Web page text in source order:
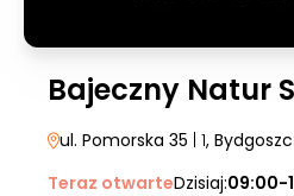
Bajeczny Natur
ul. Pomorska 35 | 1,
Teraz otwarteDzisiaj:09:00-